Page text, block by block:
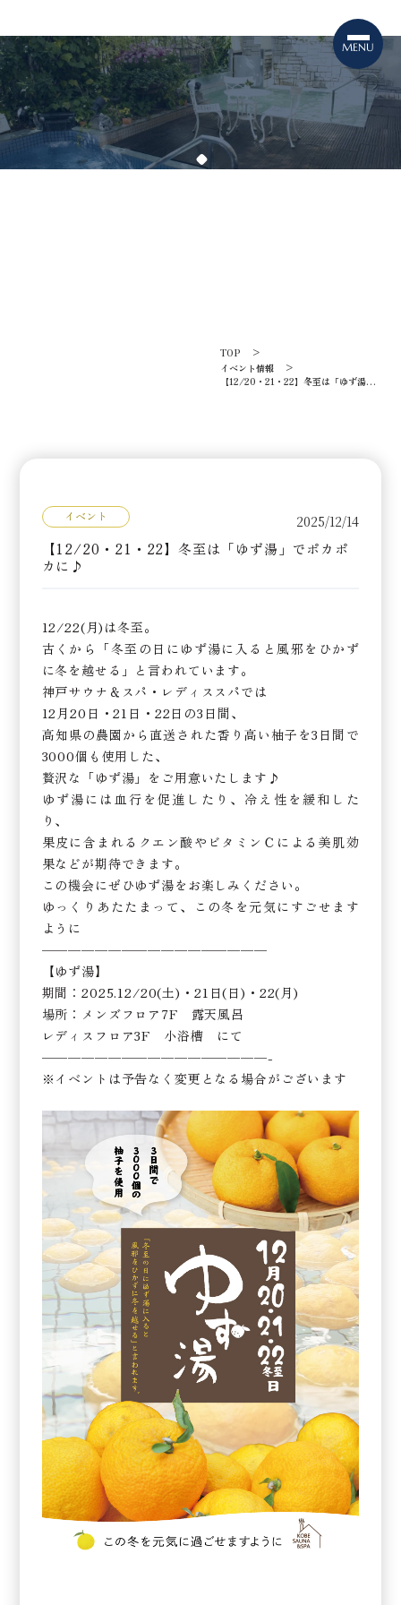
TOP
イベント情報
【12/20・21・22】冬至は「ゆず湯」
イベント 2025/12/14
【12/20・21・22】冬至は「ゆず湯」でポカポ
カに♪
12/22(月)は冬至。
古くから「冬至の日にゆず湯に入ると風邪をひかず
に冬を越せる」と言われています。
神戸サウナ＆スパ・レディススパでは
12月20日・21日・22日の3日間、
高知県の農園から直送された香り高い柚子を3日間で
3000個も使用した、
贅沢な「ゆず湯」をご用意いたします♪
ゆず湯には血行を促進したり、冷え性を緩和した
り、
果皮に含まれるクエン酸やビタミンＣによる美肌効
果などが期待できます。
この機会にぜひゆず湯をお楽しみください。
ゆっくりあたたまって、この冬を元気にすごせます
ように
—————————————————
【ゆず湯】
期間：2025.12/20(土)・21日(日)・22(月)
場所：メンズフロア7F 露天風呂
レディスフロア3F 小浴槽 にて
—————————————————-
※イベントは予告なく変更となる場合がございます